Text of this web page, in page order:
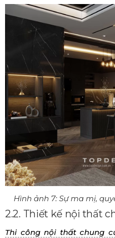
Hình ảnh 7: Sự ma mị,
2.2. Thiết kế nội thất
Thi công nội thất chung